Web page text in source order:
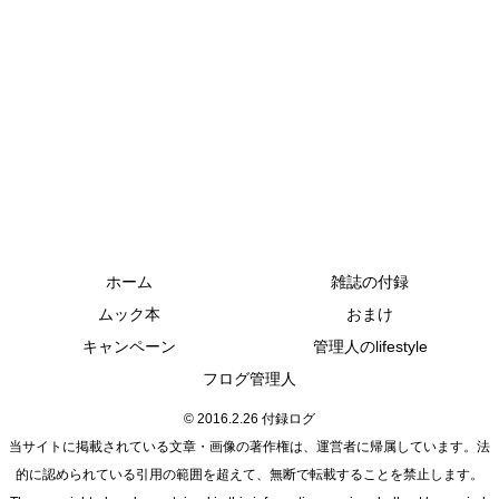
ホーム
雑誌の付録
ムック本
おまけ
キャンペーン
管理人のlifestyle
フログ管理人
© 2016.2.26 付録ログ
当サイトに掲載されている文章・画像の著作権は、運営者に帰属しています。法
的に認められている引用の範囲を超えて、無断で転載することを禁止します。